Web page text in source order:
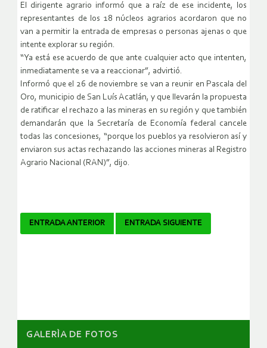
El dirigente agrario informó que a raíz de ese incidente, los
representantes de los 18 núcleos agrarios acordaron que no
van a permitir la entrada de empresas o personas ajenas o que
intente explorar su región.
“Ya está ese acuerdo de que ante cualquier acto que intenten,
inmediatamente se va a reaccionar”, advirtió.
Informó que el 26 de noviembre se van a reunir en Pascala del
Oro, municipio de San Luís Acatlán, y que llevarán la propuesta
de ratificar el rechazo a las mineras en su región y que también
demandarán que la Secretaría de Economía federal cancele
todas las concesiones, “porque los pueblos ya resolvieron así y
enviaron sus actas rechazando las acciones mineras al Registro
Agrario Nacional (RAN)”, dijo.
Navegador
ENTRADA ANTERIOR ENTRADA SIGUIENTE
GALERÌA DE FOTOS